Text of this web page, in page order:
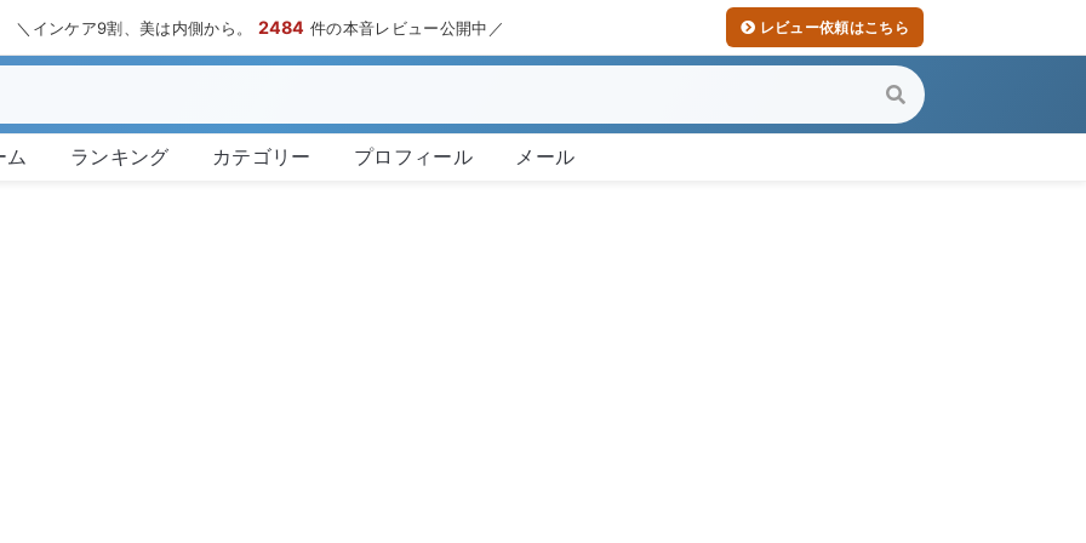
＼インケア9割、美は内側から。 2484 件の本音レビュー公開中／ レビュー依頼はこちら
ム ランキング カテゴリー プロフィール メール